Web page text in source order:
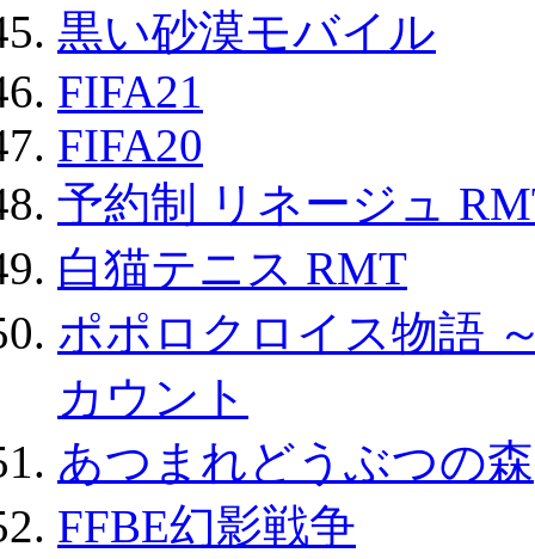
黒い砂漠モバイル
FIFA21
FIFA20
予約制 リネージュ
白猫テニス RMT
ポポロクロイス物語
カウント
あつまれどうぶつの森
FFBE幻影戦争